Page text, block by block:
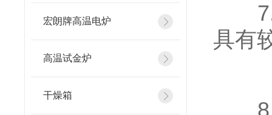
宏朗牌高温电炉
高温试金炉
干燥箱
7.
具有
8.